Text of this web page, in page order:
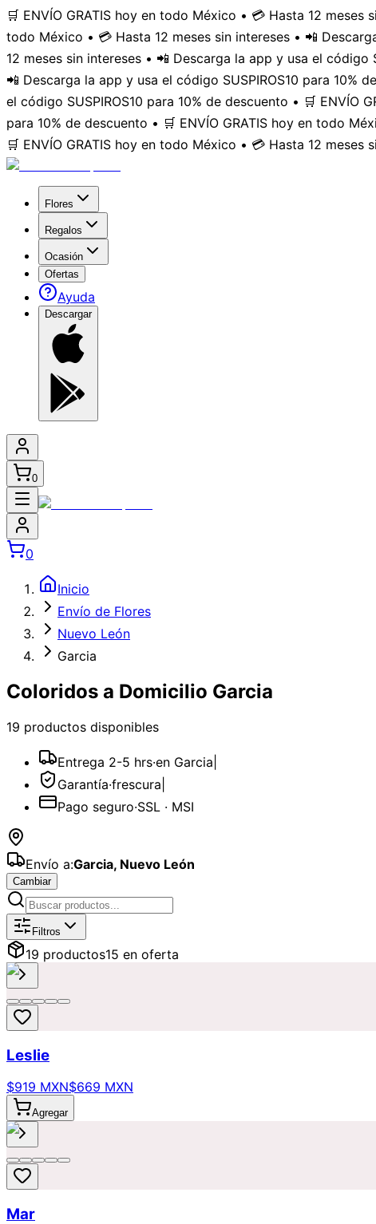
🛒 ENVÍO GRATIS hoy en todo México • 💳 Hasta 12 meses
todo México • 💳 Hasta 12 meses sin intereses • 📲
12 meses sin intereses • 📲 Descarga la app y usa el código
📲 Descarga la app y usa el código SUSPIROS10 para 10%
el código SUSPIROS10 para 10% de descuento • 🛒 ENVÍO
para 10% de descuento • 🛒 ENVÍO GRATIS hoy en todo
🛒 ENVÍO GRATIS hoy en todo México • 💳 Hasta 12
Flores
Regalos
Ocasión
Ofertas
Ayuda
Descargar
0
0
Inicio
Envío de Flores
Nuevo León
Garcia
Coloridos a Domicilio Garcia
19 productos disponibles
Entrega 2-5 hrs·en Garcia
Garantía·frescura
Pago seguro·SSL · MSI
Envío a:Garcia, Nuevo León
Cambiar
Catálogo deColoridos
Filtros
19 productos15 en oferta
Leslie
$919 MXN$669 MXN
Agregar
Mar